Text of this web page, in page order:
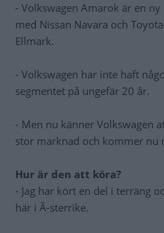
- Volkswagen Amarok är en
med Nissan Navara och
Ellmark.
- Volkswagen har inte haft
segmentet på ungefär 20 år.
- Men nu känner Volkswagen
stor marknad och kommer nu
Hur är den att köra?
- Jag har kört en del i terräng
här i Ã-sterrike.